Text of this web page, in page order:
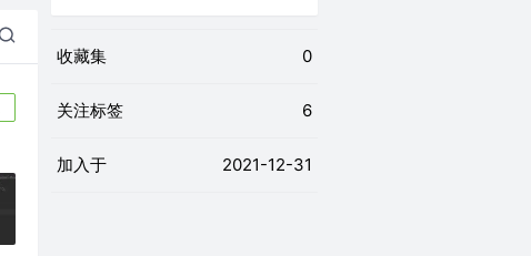
收藏集 0
关注标签 6
加入于 2021-12-31